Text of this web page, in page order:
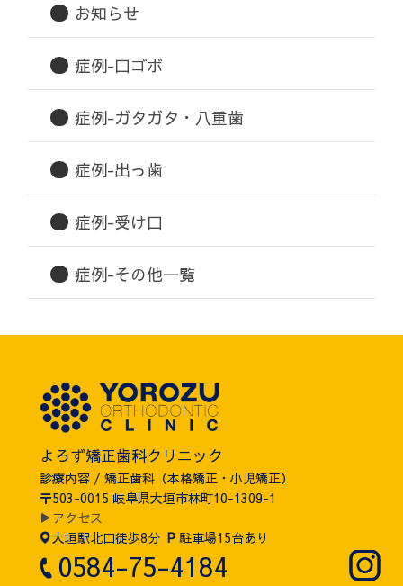
お知らせ
症例-口ゴボ
症例-ガタガタ・八重歯
症例-出っ歯
症例-受け口
症例-その他一覧
よろず矯正歯科クリニック
診療内容 / 矯正歯科（本格矯正・小児矯正）
〒503-0015 岐阜県大垣市林町10-1309-1
▶アクセス
大垣駅北口徒歩8分 P 駐車場15台あり
0584-75-4184